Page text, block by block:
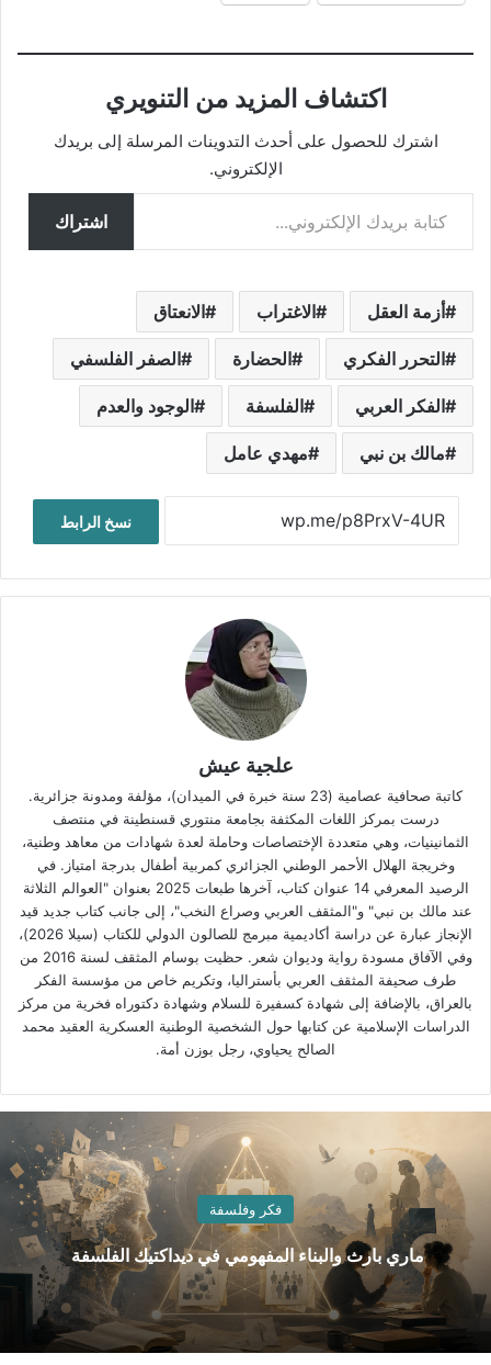
اكتشاف المزيد من التنويري
اشترك للحصول على أحدث التدوينات المرسلة إلى بريدك
الإلكتروني.
كتابة بريدك الإلكتروني...
اشتراك
أزمة العقل الاغتراب الانعتاق
التحرر الفكري الحضارة الصفر الفلسفي
الفكر العربي الفلسفة الوجود والعدم
مالك بن نبي مهدي عامل
نسخ الرابط
علجية عيش
كاتبة صحافية عصامية (23 سنة خبرة في الميدان)، مؤلفة ومدونة جزائرية.
درست بمركز اللغات المكثفة بجامعة منتوري قسنطينة في منتصف
الثمانينيات، وهي متعددة الإختصاصات وحاملة لعدة شهادات من معاهد وطنية،
وخريجة الهلال الأحمر الوطني الجزائري كمربية أطفال بدرجة امتياز. في
الرصيد المعرفي 14 عنوان كتاب، آخرها طبعات 2025 بعنوان "العوالم الثلاثة
عند مالك بن نبي" و"المثقف العربي وصراع النخب"، إلى جانب كتاب جديد قيد
الإنجاز عبارة عن دراسة أكاديمية مبرمج للصالون الدولي للكتاب (سيلا 2026)،
وفي الآفاق مسودة رواية وديوان شعر. حظيت بوسام المثقف لسنة 2016 من
طرف صحيفة المثقف العربي بأستراليا، وتكريم خاص من مؤسسة الفكر
بالعراق، بالإضافة إلى شهادة كسفيرة للسلام وشهادة دكتوراه فخرية من مركز
الدراسات الإسلامية عن كتابها حول الشخصية الوطنية العسكرية العقيد محمد
الصالح يحياوي، رجل بوزن أمة.
فكر وفلسفة
ماري بارث والبناء المفهومي في ديداكتيك الفلسفة